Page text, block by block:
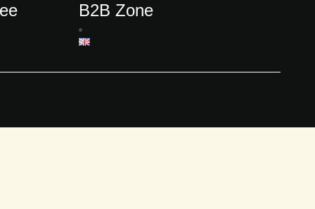
B2B Zone